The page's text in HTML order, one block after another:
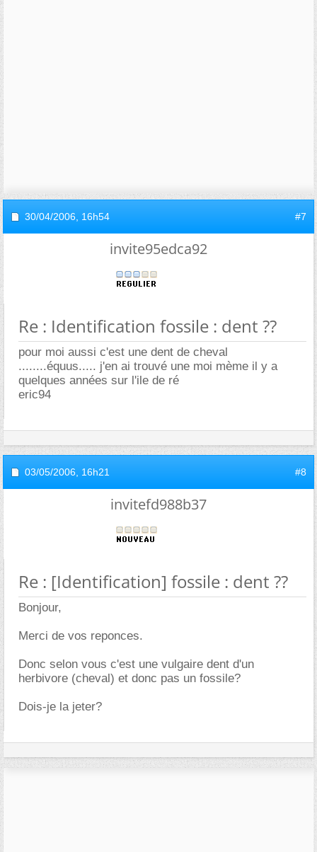
30/04/2006, 16h54 #7
invite95edca92
Re : Identification fossile : dent ??
pour moi aussi c'est une dent de cheval
........équus..... j'en ai trouvé une moi mème il y a
quelques années sur l'ile de ré
eric94
03/05/2006, 16h21 #8
invitefd988b37
Re : [Identification] fossile : dent ??
Bonjour,
Merci de vos reponces.
Donc selon vous c'est une vulgaire dent d'un
herbivore (cheval) et donc pas un fossile?
Dois-je la jeter?